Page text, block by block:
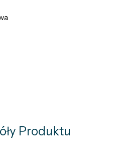
Produktu